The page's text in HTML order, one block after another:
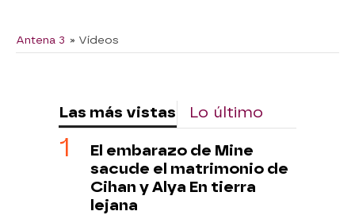
Antena 3 » Vídeos
Las más vistas Lo último
El embarazo de Mine
sacude el matrimonio de
Cihan y Alya En tierra
lejana